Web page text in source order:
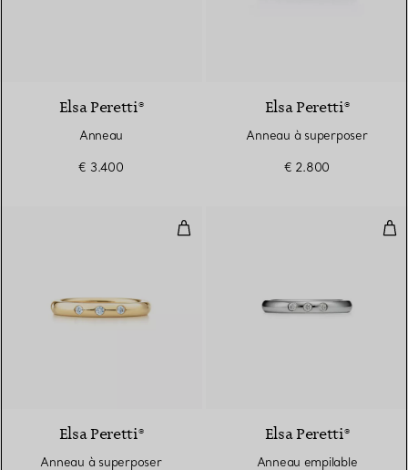
Elsa Peretti®
Anneau
€ 3.400
Elsa Peretti®
Anneau à superposer
€ 2.800
Anneau à superposer
Elsa Peretti®
Anneau à superposer
Elsa Peretti®
Anneau empilable